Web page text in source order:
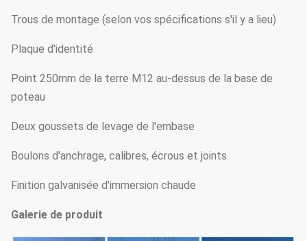
Trous de montage (selon vos spécifications s'il y a lieu)
Plaque d'identité
Point 250mm de la terre M12 au-dessus de la base de
poteau
Deux goussets de levage de l'embase
Boulons d'anchrage, calibres, écrous et joints
Finition galvanisée d'immersion chaude
Galerie de produit